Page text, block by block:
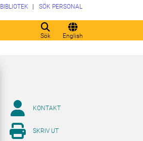
Sök English
BIBLIOTEK SÖK PERSONAL
KONTAKT
SKRIV UT